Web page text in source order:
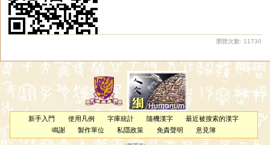
瀏覽次數: 11730
新手入門 使用凡例 字庫統計 隨機漢字
最近被搜索的漢字
鳴謝
製作單位 私隱政策 免責聲明 意見簿